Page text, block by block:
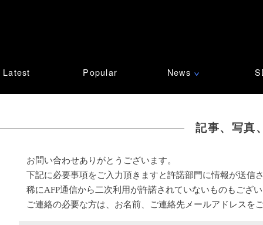
Latest Popular News ∨
記事、写真
お問い合わせありがとうございます。
下記に必要事項をご入力頂きますと許諾部門に情報が送信
稀にAFP通信から二次利用が許諾されていないものもござ
ご連絡の必要な方は、お名前、ご連絡先メールアドレスを